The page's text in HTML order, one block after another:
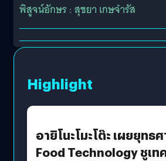
พิสูจน์อักษร : สุชยา เกษจำรัส
Highlight
อายิโนะโมะโต๊ะ เผยยุทธ
Food Technology ชูเท